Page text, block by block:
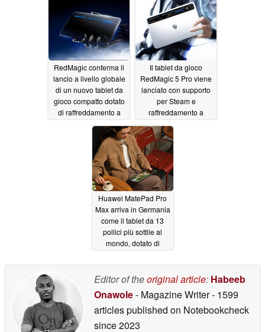
07/01/2026
RedMagic conferma il
lancio a livello globale
di un nuovo tablet da
gioco compatto dotato
di raffreddamento a
06/30/2026
Il tablet da gioco
RedMagic 5 Pro viene
lanciato con supporto
per Steam e
raffreddamento a
Huawei MatePad Pro
Max arriva in Germania
come il tablet da 13
pollici più sottile al
mondo, dotato di
Editor of theoriginal article: Habeeb
Onawole- Magazine Writer- 1599
articles published on Notebookcheck
since 2023